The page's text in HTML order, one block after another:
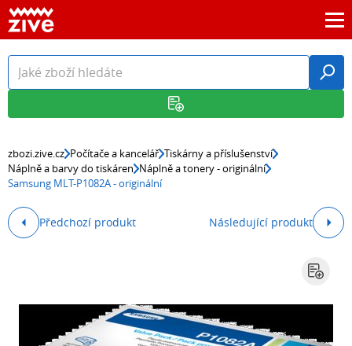
zbozi.zive.cz Počítače a kancelář Tiskárny a příslušenství
Náplně a barvy do tiskáren Náplně a tonery - originální
Samsung MLT-P1082A - originální
Předchozí produkt Následující produkt